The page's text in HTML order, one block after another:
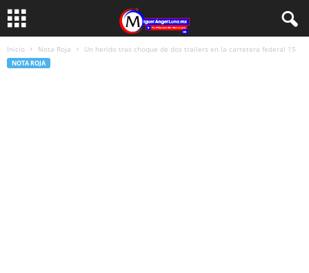
Inicio Nota Roja Un herido tras choque de dos trailers en la carretera federal 15
NOTA ROJA